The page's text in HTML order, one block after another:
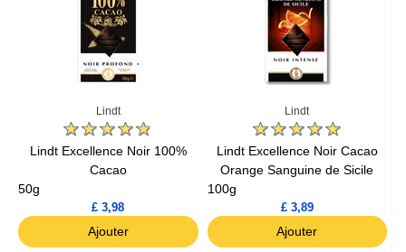
Lindt
Lindt Excellence Noir 100%
Cacao
50g
£ 3,98
Ajouter
Lindt
Lindt Excellence Noir Cacao
Orange Sanguine de Sicile
100g
£ 3,89
Ajouter